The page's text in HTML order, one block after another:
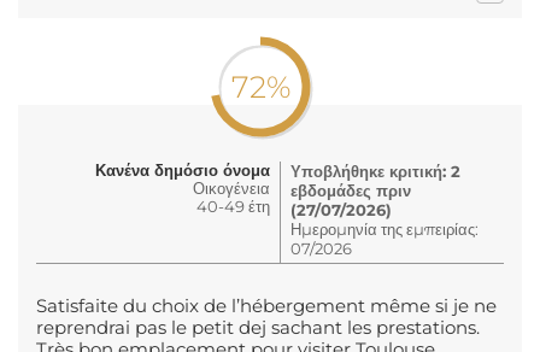
72%
Κανένα δημόσιο όνομα
Οικογένεια
40-49 έτη
Υποβλήθηκε κριτική: 2
εβδομάδες πριν
(27/07/2026)
Ημερομηνία της εμπειρίας:
07/2026
Satisfaite du choix de l’hébergement même si je ne
reprendrai pas le petit dej sachant les prestations.